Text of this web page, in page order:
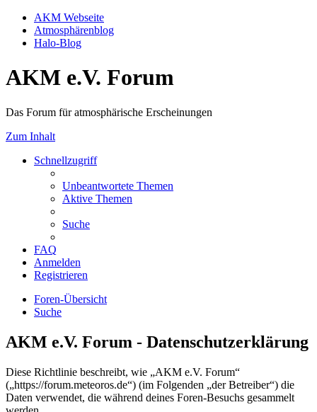
AKM Webseite
Atmosphärenblog
Halo-Blog
AKM e.V. Forum
Das Forum für atmosphärische Erscheinungen
Zum Inhalt
Schnellzugriff
Unbeantwortete Themen
Aktive Themen
Suche
FAQ
Anmelden
Registrieren
Foren-Übersicht
Suche
AKM e.V. Forum - Datenschutzerklärung
Diese Richtlinie beschreibt, wie „AKM e.V. Forum“
(„https://forum.meteoros.de“) (im Folgenden „der Betreiber“) die
Daten verwendet, die während deines Foren-Besuchs gesammelt